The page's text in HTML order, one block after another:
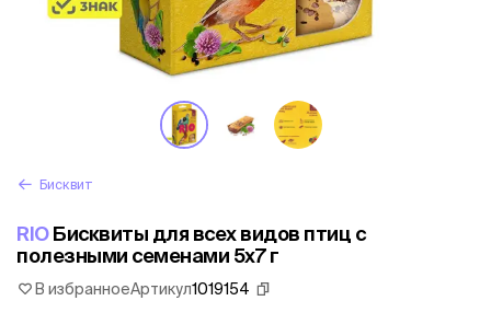
Бисквит
RIOБисквиты для всех видов птиц с
полезными семенами 5х7 г
В избранноеАртикул1019154